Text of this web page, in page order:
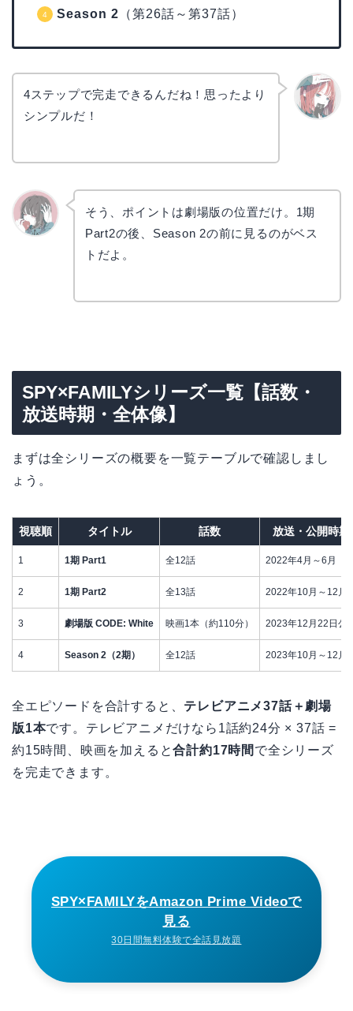
Season 2 （第26話～第37話）
4ステップで完走できるんだね！思ったより
シンプルだ！
そう、ポイントは劇場版の位置だけ。1期
Part2の後、Season 2の前に見るのがベス
トだよ。
SPY×FAMILYシリーズ一覧【話数・
放送時期・全体像】
まずは全シリーズの概要を一覧テーブルで確認しまし
ょう。
視聴順 タイトル 話数 放送・公開時期
1 1期 Part1 全12話 2022年4月～6月
2 1期 Part2 全13話 2022年10月～12月
3 劇場版 CODE: White 映画1本（約110分） 2023年12月22日公
4 Season 2（2期） 全12話 2023年10月～12月
全エピソードを合計すると、 テレビアニメ37話＋劇場
版1本です。テレビアニメだけなら1話約24分 × 37話 =
約15時間、映画を加えると合計約17時間 で全シリーズ
を完走できます。
SPY×FAMILYをAmazon Prime Videoで
見る
30日間無料体験で全話見放題